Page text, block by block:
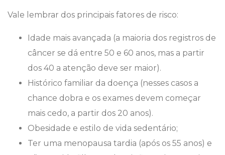
Vale lembrar dos principais fatores de risco:
Idade mais avançada (a maioria dos registros de
câncer se dá entre 50 e 60 anos, mas a partir
dos 40 a atenção deve ser maior).
Histórico familiar da doença (nesses casos a
chance dobra e os exames devem começar
mais cedo, a partir dos 20 anos).
Obesidade e estilo de vida sedentário;
Ter uma menopausa tardia (após os 55 anos) e